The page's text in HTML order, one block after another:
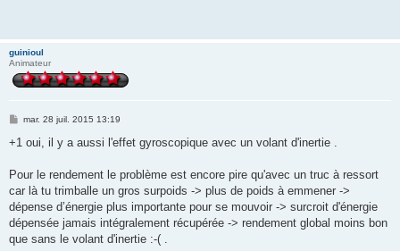
guinioul
Animateur
M
s
g
mar. 28 juil. 2015 13:19
+1 oui, il y a aussi l'effet gyroscopique avec un volant d'inertie .
Pour le rendement le problème est encore pire qu'avec un truc à ressort
car là tu trimballe un gros surpoids -> plus de poids à emmener ->
dépense d’énergie plus importante pour se mouvoir -> surcroit d'énergie
dépensée jamais intégralement récupérée -> rendement global moins bon
que sans le volant d'inertie :-( .